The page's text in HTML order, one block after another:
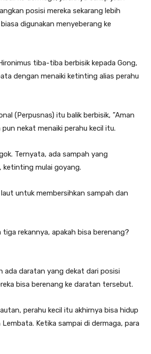
posisi mereka sekarang lebih
digunakan menyeberang ke
tiba-tiba berbisik kepada Gong,
dengan menaiki ketinting alias perahu
(Perpusnas) itu balik berbisik, ”Aman
nekat menaiki perahu kecil itu.
Ternyata, ada sampah yang
ketinting mulai goyang.
untuk membersihkan sampah dan
rekannya, apakah bisa berenang?
ada daratan yang dekat dari posisi
bisa berenang ke daratan tersebut.
perahu kecil itu akhirnya bisa hidup
Ketika sampai di dermaga, para